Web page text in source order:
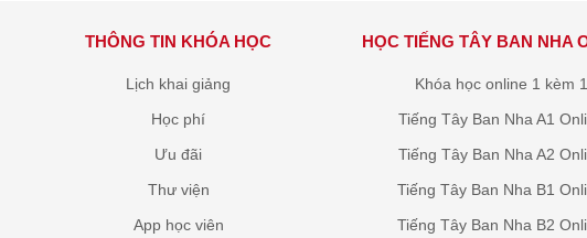
THÔNG TIN KHÓA HỌC
Lịch khai giảng
Học phí
Ưu đãi
Thư viện
App học viên
HỌC TIẾNG TÂY BAN NHA
Khóa học online 1 kèm 1
Tiếng Tây Ban Nha A1
Tiếng Tây Ban Nha A2
Tiếng Tây Ban Nha B1
Tiếng Tây Ban Nha B2